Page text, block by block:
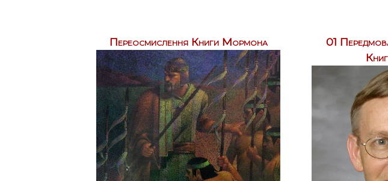
Переосмислення Книги Мормона
01